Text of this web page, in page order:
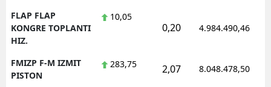
FLAP FLAP
KONGRE TOPLANTI
HIZ.
10,05
0,20 4.984.490,46
FMIZP F-M IZMIT
PISTON
283,75 2,07 8.048.478,50